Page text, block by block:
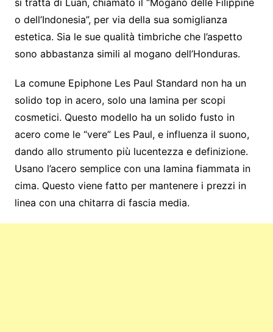
si tratta di Luan, chiamato il “Mogano delle Filippine
o dell’Indonesia”, per via della sua somiglianza
estetica. Sia le sue qualità timbriche che l’aspetto
sono abbastanza simili al mogano dell’Honduras.
La comune Epiphone Les Paul Standard non ha un
solido top in acero, solo una lamina per scopi
cosmetici. Questo modello ha un solido fusto in
acero come le “vere” Les Paul, e influenza il suono,
dando allo strumento più lucentezza e definizione.
Usano l’acero semplice con una lamina fiammata in
cima. Questo viene fatto per mantenere i prezzi in
linea con una chitarra di fascia media.